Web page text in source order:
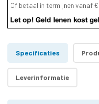
Of betaal in termijnen vanaf
Specificaties
Leverinformatie